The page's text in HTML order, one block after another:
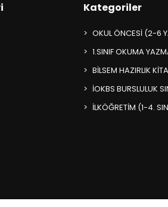
Kategoriler
OKUL ÖNCESİ (2-6
1.SINIF OKUMA
BİLSEM HAZIRLIK
İOKBS BURSLULUK
İLKÖĞRETİM (1-4.